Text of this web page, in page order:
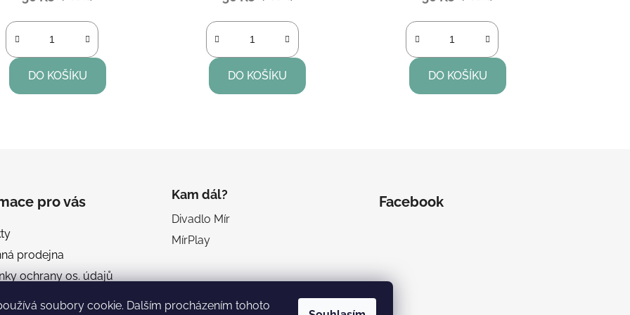
soubory cookie. Dalším procházením tohoto
DO KOŠÍKU DO KOŠÍKU DO KOŠÍKU
r
v
k
pro vás
prodejna
ochrany os. údajů
Kam dál?
Divadlo Mír
MírPlay
Facebook